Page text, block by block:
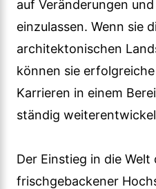
auf Veränderungen
einzulassen. Wenn sie
architektonischen
können sie
Karrieren in einem
ständig
Der Einstieg in die
frischgebackener